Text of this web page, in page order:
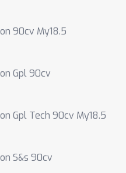
90cv My18.5
Gpl 90cv
Gpl Tech 90cv My18.5
S&s 90cv